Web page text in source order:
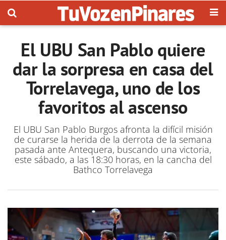
El UBU San Pablo quiere
dar la sorpresa en casa del
Torrelavega, uno de los
favoritos al ascenso
El UBU San Pablo Burgos afronta la difícil misión
de curarse la herida de la derrota de la semana
pasada ante Antequera, buscando una victoria,
este sábado, a las 18:30 horas, en la cancha del
Bathco Torrelavega